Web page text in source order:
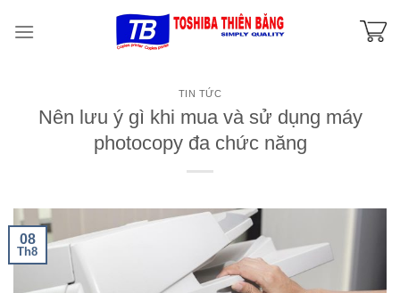
TIN TỨC
Nên lưu ý gì khi mua và sử dụng máy
photocopy đa chức năng
08
Th8